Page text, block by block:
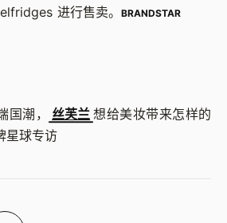
进行售卖。
BRANDSTAR
国潮， 丝芙兰 想给美妆带来怎样的
星球专访